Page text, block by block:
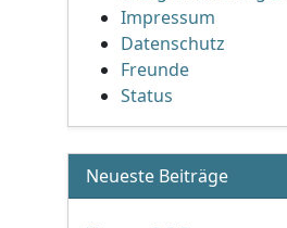
Impressum
Datenschutz
Freunde
Status
Neueste Beiträge